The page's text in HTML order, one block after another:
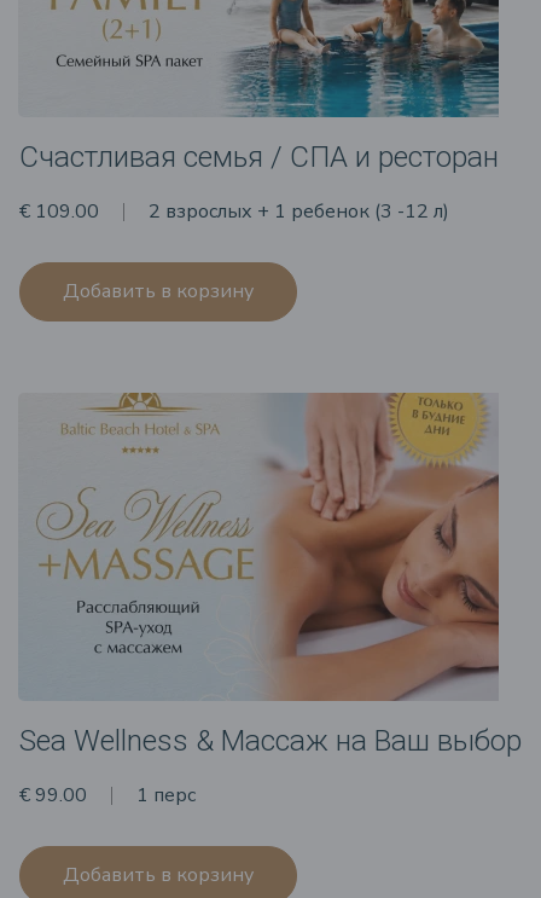
Счастливая семья / СПА и ресторан
€ 109.00 2 взрослых + 1 ребенок (3 -12 л)
Добавить в корзину
Sea Wellness & Массаж на Ваш выбор
€ 99.00 1 перс
Добавить в корзину